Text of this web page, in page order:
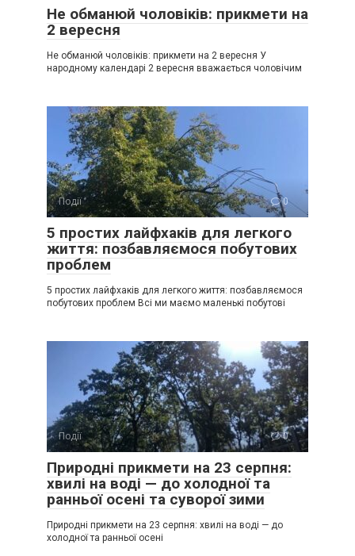
Не обманюй чоловіків: прикмети на
2 вересня
Не обманюй чоловіків: прикмети на 2 вересня У
народному календарі 2 вересня вважається чоловічим
Події 0
5 простих лайфхаків для легкого
життя: позбавляємося побутових
проблем
5 простих лайфхаків для легкого життя: позбавляємося
побутових проблем Всі ми маємо маленькі побутові
Події 0
Природні прикмети на 23 серпня:
хвилі на воді — до холодної та
ранньої осені та суворої зими
Природні прикмети на 23 серпня: хвилі на воді — до
холодної та ранньої осені